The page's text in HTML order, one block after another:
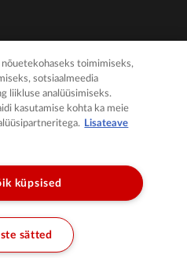
toimimiseks,
sotsiaalmeedia
liikluse analüüsimiseks.
kasutamise kohta ka meie
Lisateave
küpsised
sätted